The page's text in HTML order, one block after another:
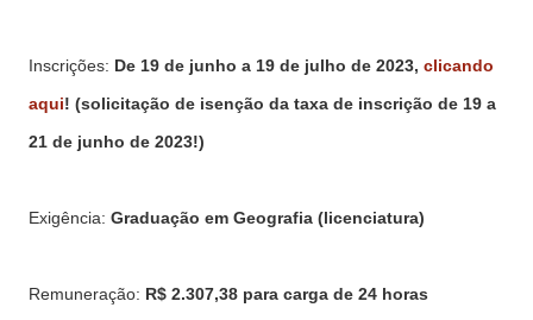
Inscrições: De 19 de junho a 19 de julho de 2023, clicando
aqui! (solicitação de isenção da taxa de inscrição de 19 a
21 de junho de 2023!)
Exigência: Graduação em Geografia (licenciatura)
Remuneração: R$ 2.307,38 para carga de 24 horas